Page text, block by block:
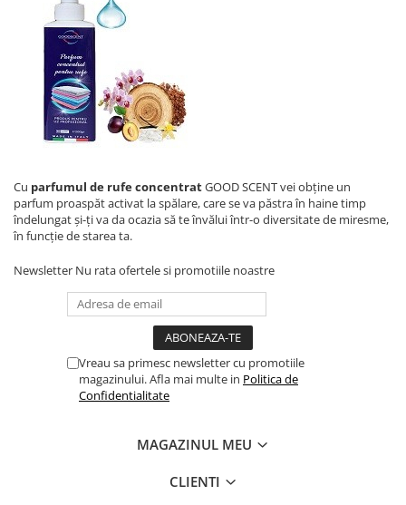
Cu parfumul de rufe concentratGOOD SCENT vei obține un
parfum proaspăt activat la spălare, care se va păstra în haine timp
îndelungat și-ți va da ocazia să te învălui într-o diversitate de miresme,
în funcție de starea ta.
Newsletter Nu rata ofertele si promotiile noastre
Vreau sa primesc newsletter cu promotiile
magazinului. Afla mai multe in Politica de
Confidentialitate
MAGAZINUL MEU
CLIENTI